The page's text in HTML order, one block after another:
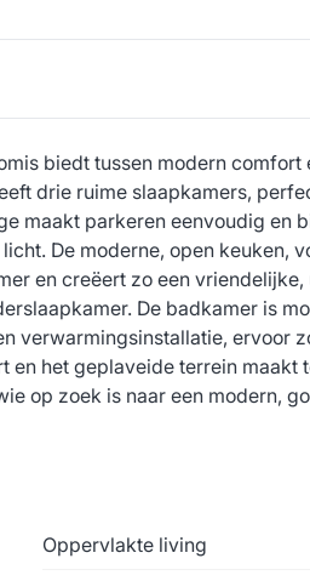
biedt tussen modern
drie ruime slaapkamers,
maakt parkeren eenvoudig en
De moderne, open keuken,
en creëert zo een
De badkamer is
verwarmingsinstallatie, ervoor
en het geplaveide terrein maakt
op zoek is naar een modern,
Oppervlakte living